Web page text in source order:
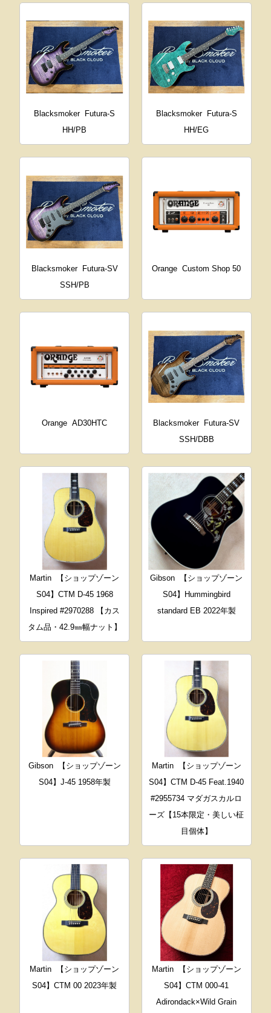
Blacksmoker
Futura-S
HH/PB
Blacksmoker
Futura-S
HH/EG
Blacksmoker
Futura-SV
SSH/PB
Orange Custom Shop 50
Orange AD30HTC Blacksmoker
Futura-SV
SSH/DBB
Martin
【ショップゾーン
S04】CTM D-45 1968
Inspired #2970288 【カス
タム品・42.9㎜幅ナット】
Gibson
【ショップゾーン
S04】Hummingbird
standard EB 2022年製
Gibson
【ショップゾーン
S04】J-45 1958年製
Martin
【ショップゾーン
S04】CTM D-45 Feat.1940
#2955734 マダガスカルロ
ーズ【15本限定・美しい柾
目個体】
Martin
【ショップゾーン
S04】CTM 00 2023年製
Martin
【ショップゾーン
S04】CTM 000-41
Adirondack×Wild Grain